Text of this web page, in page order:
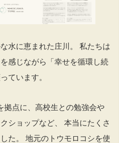
水に恵まれた庄川。 私たちは
感じながら「幸せを循環し続
ています。
拠点に、高校生との勉強会や
ショップなど、 本当にたくさ
た。 地元のトウモロコシを使